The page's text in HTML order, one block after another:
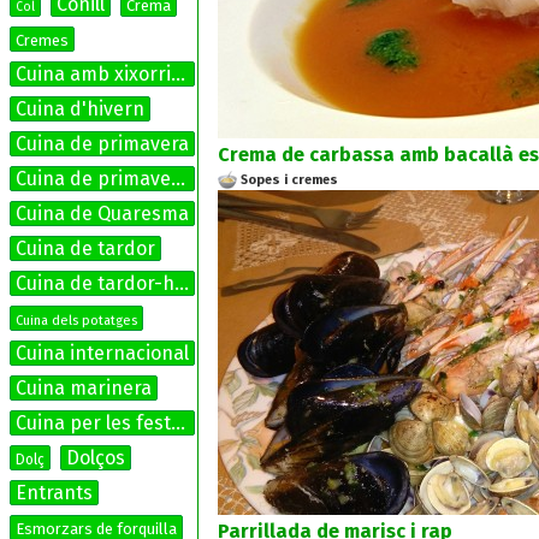
Col
Crema
Cremes
Cuina amb xixorrites
Cuina d'hivern
Cuina de primavera
Cuina de primavera-estiu
Cuina de Quaresma
Cuina de tardor
Cuina de tardor-hivern
Cuina dels potatges
Cuina internacional
Cuina marinera
Cuina per les festes
Dolç
Dolços
Entrants
Esmorzars de forquilla
Crema de carbassa amb bacallà
Sopes i cremes
Parrillada de marisc i rap